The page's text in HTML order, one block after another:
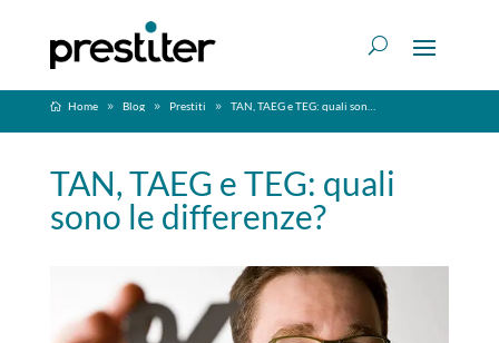
Home Blog Prestiti TAN, TAEG e TEG: quali sono le differenze?
TAN, TAEG e TEG: quali
sono le differenze?